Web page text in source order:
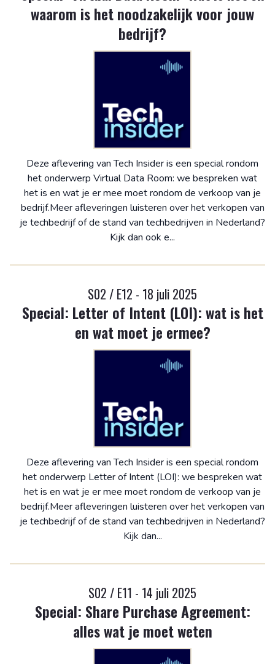
waarom is het noodzakelijk voor jouw
bedrijf?
Deze aflevering van Tech Insider is een special rondom
het onderwerp Virtual Data Room: we bespreken wat
het is en wat je er mee moet rondom de verkoop van je
bedrijf.Meer afleveringen luisteren over het verkopen van
je techbedrijf of de stand van techbedrijven in Nederland?
Kijk dan ook e...
S02 / E12 - 18 juli 2025
Special: Letter of Intent (LOI): wat is het
en wat moet je ermee?
Deze aflevering van Tech Insider is een special rondom
het onderwerp Letter of Intent (LOI): we bespreken wat
het is en wat je er mee moet rondom de verkoop van je
bedrijf.Meer afleveringen luisteren over het verkopen van
je techbedrijf of de stand van techbedrijven in Nederland?
Kijk dan...
S02 / E11 - 14 juli 2025
Special: Share Purchase Agreement:
alles wat je moet weten